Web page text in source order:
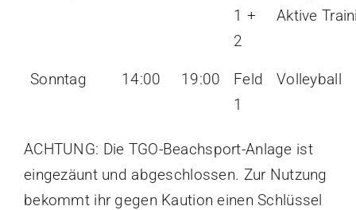
1 +
2
Aktive
Sonntag 14:00 19:00
Feld
1
Volleyball
ACHTUNG: Die TGO-Beachsport-Anlage ist
eingezäunt und abgeschlossen. Zur Nutzung
bekommt ihr gegen Kaution einen Schlüssel